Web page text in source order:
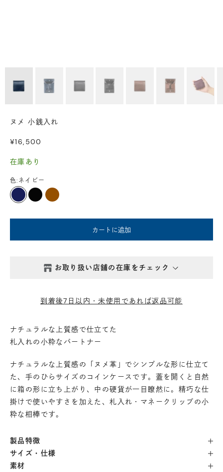
ヌメ 小銭入れ
セール価格
¥16,500
在庫あり
色:ネイビー
ネイビーブラックチェスナット
カートに追加
お取り扱い店舗の在庫をチェック
丸の内店- 在庫 - △
渋谷店 - 在庫 -△
六本木店- 在庫 -△
自由が丘店
到着後7日以内・未使用であれば返品可能
ナチュラルな上質感で仕立てた
札入れの小粋なパートナー
ナチュラルな上質感の「ヌメ革」でシンプルな形に仕立て
た、手のひらサイズのコインケースです。蓋を開くと自然
に箱の形に立ち上がり、中の硬貨が一目瞭然に。精巧な仕
掛けで使いやすさを加えた、札入れ・マネークリップの小
粋な相棒です。
製品特徴
サイズ・仕様
素材